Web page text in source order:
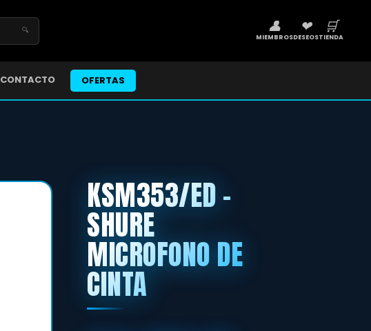
🔍 👤
MIEMBROS
❤
DESEOS
🛒
TIENDA
CONTACTO OFERTAS
KSM353/ED -
SHURE
MICROFONO DE
CINTA